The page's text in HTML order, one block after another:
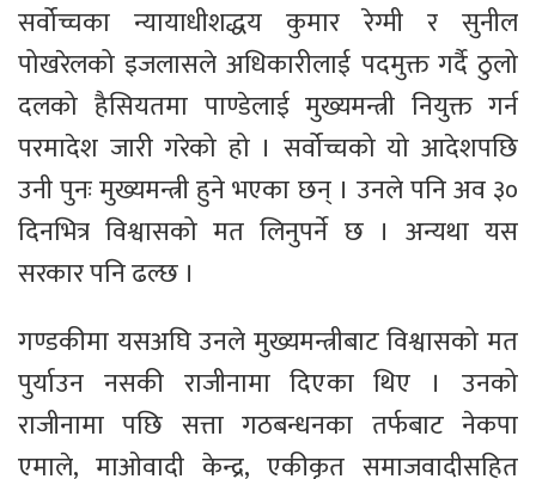
सर्वोच्चका न्यायाधीशद्धय कुमार रेग्मी र सुनील
पोखरेलको इजलासले अधिकारीलाई पदमुक्त गर्दै ठुलो
दलको हैसियतमा पाण्डेलाई मुख्यमन्त्री नियुक्त गर्न
परमादेश जारी गरेको हो । सर्वोच्चको यो आदेशपछि
उनी पुनः मुख्यमन्त्री हुने भएका छन् । उनले पनि अव ३०
दिनभित्र विश्वासको मत लिनुपर्ने छ । अन्यथा यस
सरकार पनि ढल्छ ।
गण्डकीमा यसअघि उनले मुख्यमन्त्रीबाट विश्वासको मत
पुर्याउन नसकी राजीनामा दिएका थिए । उनको
राजीनामा पछि सत्ता गठबन्धनका तर्फबाट नेकपा
एमाले, माओवादी केन्द्र, एकीकृत समाजवादीसहित